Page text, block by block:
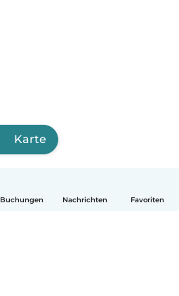
Buchungen Nachrichten Favoriten
Karte